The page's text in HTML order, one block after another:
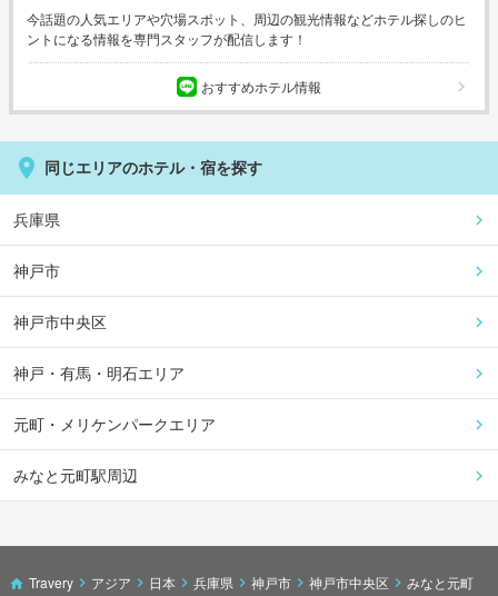
今話題の人気エリアや穴場スポット、周辺の観光情報などホテル探しのヒ
ントになる情報を専門スタッフが配信します！
おすすめホテル情報
同じエリアのホテル・宿を探す
兵庫県
神戸市
神戸市中央区
神戸・有馬・明石エリア
元町・メリケンパークエリア
みなと元町駅周辺
Travery アジア 日本 兵庫県 神戸市 神戸市中央区
みなと元町